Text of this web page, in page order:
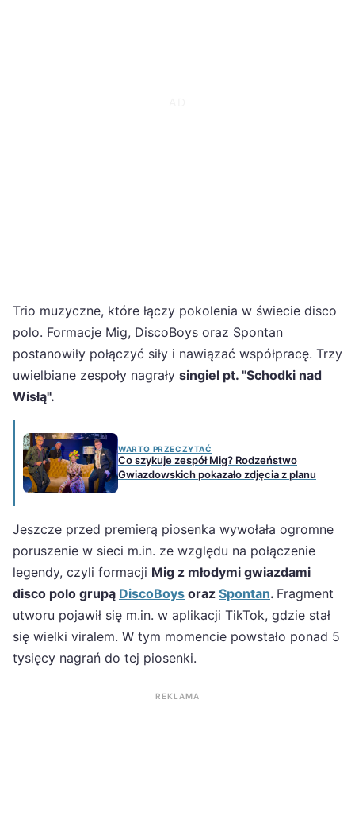
Trio muzyczne, które łączy pokolenia w świecie disco
polo. Formacje Mig, DiscoBoys oraz Spontan
postanowiły połączyć siły i nawiązać współpracę. Trzy
uwielbiane zespoły nagrały singiel pt. "Schodki nad
Wisłą".
WARTO PRZECZYTAĆ
Co szykuje zespół Mig? Rodzeństwo
Gwiazdowskich pokazało zdjęcia z planu
Jeszcze przed premierą piosenka wywołała ogromne
poruszenie w sieci m.in. ze względu na połączenie
legendy, czyli formacji Mig z młodymi gwiazdami
disco polo grupą DiscoBoys oraz Spontan. Fragment
utworu pojawił się m.in. w aplikacji TikTok, gdzie stał
się wielki viralem. W tym momencie powstało ponad 5
tysięcy nagrań do tej piosenki.
REKLAMA